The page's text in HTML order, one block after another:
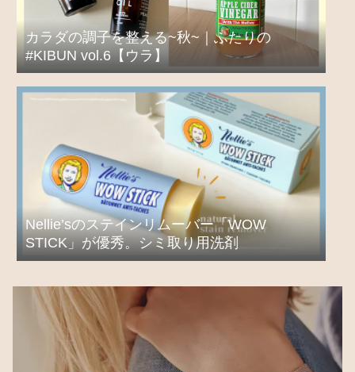
カラダの調子を整える~秋~｜ふたりの
#KIBUN vol.6【ウラ】
Nellie’sのステインリムーバー「WOW
STICK」が優秀。シミ取り用洗剤